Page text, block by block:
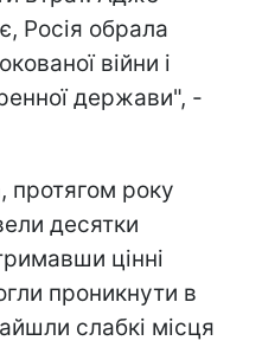
Росія обрала
війни і
держави", -
протягом року
десятки
цінні
проникнути в
слабкі місця